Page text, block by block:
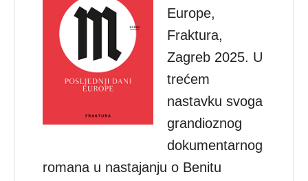
Europe,
Fraktura,
Zagreb 2025. U
trećem
nastavku svoga
grandioznog
dokumentarnog
romana u nastajanju o Benitu